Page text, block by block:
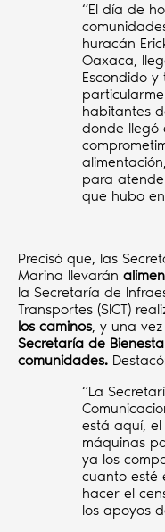
“El día de
huracán
Oaxaca,
Escondido y
habitantes
donde llegó
para
que hubo
Precisó que, las
Marina llevarán
la Secretaría de
Transportes (SICT)
los caminos, y una
Secretaría de
comunidades.
“La
está aquí,
máquinas
ya los
cuanto esté
hacer el
los apoyos